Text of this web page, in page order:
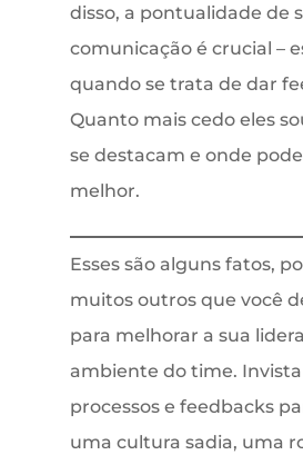
disso, a pontualidade de
comunicação é crucial –
quando se trata de dar
Quanto mais cedo eles
se destacam e onde
melhor.
Esses são alguns fatos,
muitos outros que você
para melhorar a sua
ambiente do time.
processos e feedbacks
uma cultura sadia, uma